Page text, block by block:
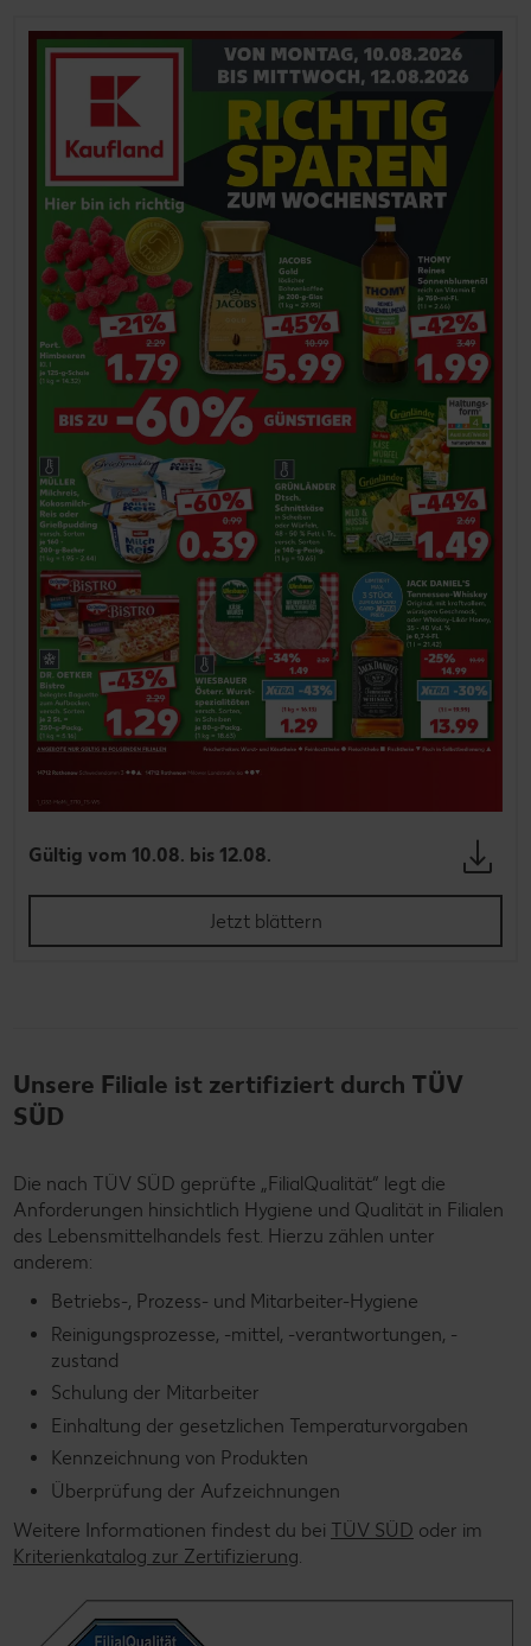
Gültig vom 10.08. bis 12.08.
Jetzt blättern
Unsere Filiale ist zertifiziert durch TÜV
SÜD
Die nach TÜV SÜD geprüfte „FilialQualität“ legt die
Anforderungen hinsichtlich Hygiene und Qualität in Filialen
des Lebensmittelhandels fest. Hierzu zählen unter
anderem:
Betriebs-, Prozess- und Mitarbeiter-Hygiene
Reinigungsprozesse, -mittel, -verantwortungen, -
zustand
Schulung der Mitarbeiter
Einhaltung der gesetzlichen Temperaturvorgaben
Kennzeichnung von Produkten
Überprüfung der Aufzeichnungen
Weitere Informationen findest du bei TÜV SÜD oder im
Kriterienkatalog zur Zertifizierung